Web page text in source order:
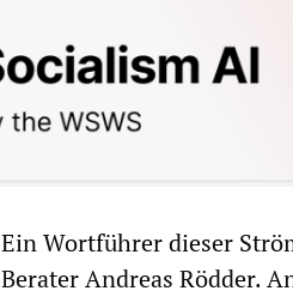
Ein Wortführer dieser
Berater Andreas Rödder.